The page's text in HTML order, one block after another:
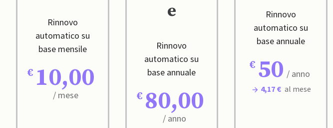
Rinnovo
automatico su
base mensile
10,00
/ mese
e
Rinnovo
automatico su
base annuale
80,00
/ anno
Rinnovo
automatico su
base annuale
50 / anno
4,17 € al mese